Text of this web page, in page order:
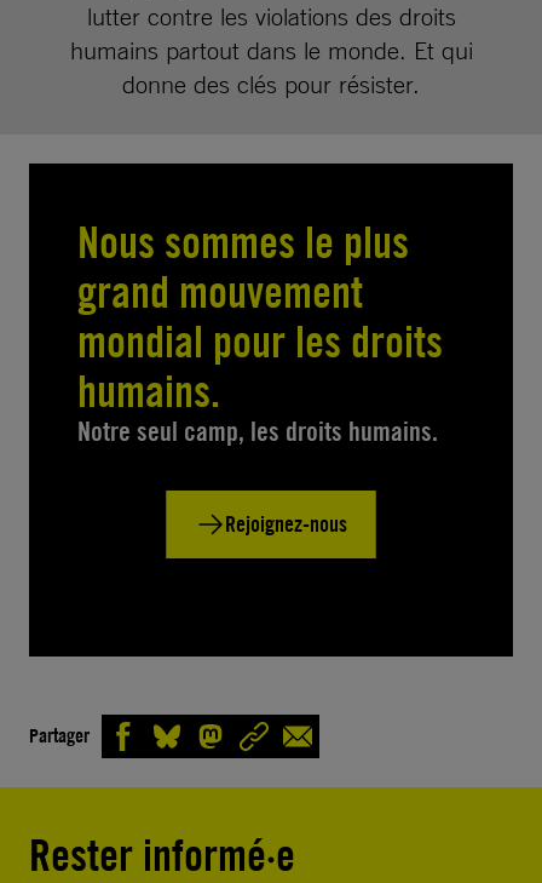
lutter contre les violations des droits
humains partout dans le monde. Et qui
donne des clés pour résister.
Nous sommes le plus
grand mouvement
mondial pour les droits
humains.
Notre seul camp, les droits humains.
Rejoignez-nous
Partager
Rester informé·e